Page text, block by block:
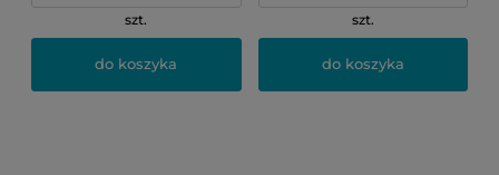
szt.
do koszyka
szt.
do koszyka